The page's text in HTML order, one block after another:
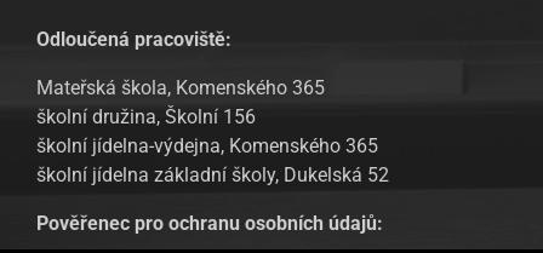
Odloučená pracoviště:
Mateřská škola, Komenského 365
školní družina, Školní 156
školní jídelna-výdejna, Komenského 365
školní jídelna základní školy, Dukelská 52
Pověřenec pro ochranu osobních údajů: